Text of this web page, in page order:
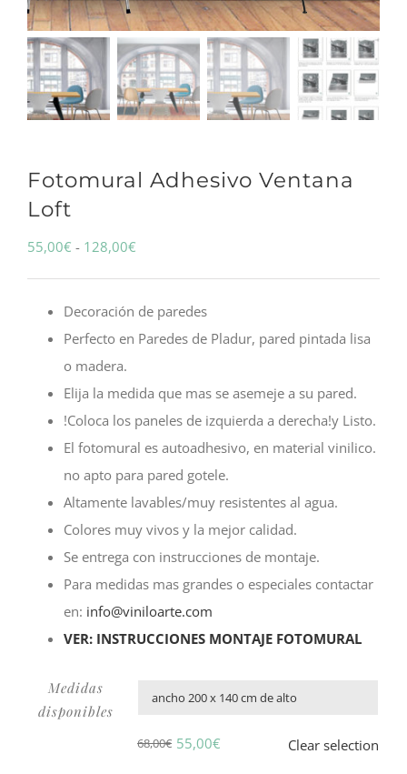
Fotomural Adhesivo Ventana
Loft
55,00€ - 128,00€
Decoración de paredes
Perfecto en Paredes de Pladur, pared pintada lisa
o madera.
Elija la medida que mas se asemeje a su pared.
!Coloca los paneles de izquierda a derecha!y Listo.
El fotomural es autoadhesivo, en material vinilico.
no apto para pared gotele.
Altamente lavables/muy resistentes al agua.
Colores muy vivos y la mejor calidad.
Se entrega con instrucciones de montaje.
Para medidas mas grandes o especiales contactar
en: info@viniloarte.com
VER: INSTRUCCIONES MONTAJE FOTOMURAL
Medidas
disponibles
68,00€ 55,00€ Clear selection